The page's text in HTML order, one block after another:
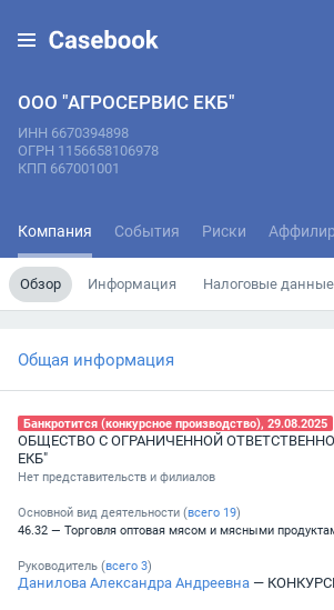
ООО "АГРОСЕРВИС ЕКБ"
ИНН 6670394898
ОГРН 1156658106978
КПП 667001001
Компания События Риски
Обзор Информация Налоговые данные
Общая информация
Банкротится (конкурсное производство), 29.08.2025
ОБЩЕСТВО С ОГРАНИЧЕННОЙ
ЕКБ"
Нет представительств и филиалов
Основной вид деятельности (всего 19)
46.32 — Торговля оптовая мясом и мясными
Руководитель (всего 3)
Данилова Александра Андреевна —